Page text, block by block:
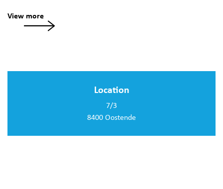
View more
Location
7/3
8400 Oostende